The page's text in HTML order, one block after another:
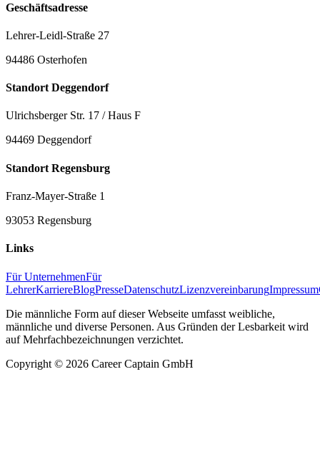
Geschäftsadresse
Lehrer-Leidl-Straße 27
94486 Osterhofen
Standort Deggendorf
Ulrichsberger Str. 17 / Haus F
94469 Deggendorf
Standort Regensburg
Franz-Mayer-Straße 1
93053 Regensburg
Links
Für UnternehmenFür
LehrerKarriereBlogPresseDatenschutzLizenzvereinbarungImpressum
Die männliche Form auf dieser Webseite umfasst weibliche,
männliche und diverse Personen. Aus Gründen der Lesbarkeit wird
auf Mehrfachbezeichnungen verzichtet.
Copyright © 2026 Career Captain GmbH